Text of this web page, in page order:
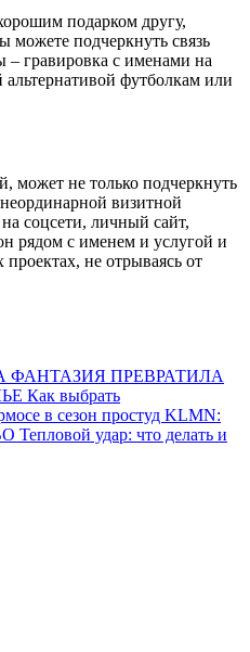
подарком другу,
можете подчеркнуть связь
гравировка с именами на
альтернативой футболкам или
может не только подчеркнуть
визитной
соцсети, личный сайт,
рядом с именем и услугой и
проектах, не отрываясь от
ПРЕВРАТИЛА
Как выбрать
в сезон простуд KLMN:
Тепловой удар: что делать и